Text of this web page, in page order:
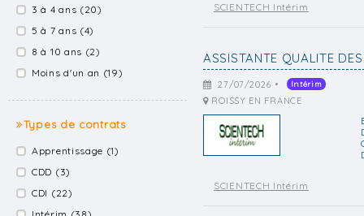
3 à 4 ans (20)
5 à 7 ans (4)
8 à 10 ans (2)
Moins d'un an (19)
Types de contrats
Apprentissage (1)
CDD (3)
CDI (22)
SCIENTECH Intérim
ASSISTANTE QUALITE
27/07/2026 • Intérim
ROISSY EN FRANCE
SCIENTECH Intérim